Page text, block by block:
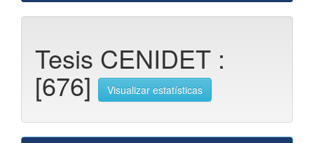
Tesis CENIDET :
[676] Visualizar estatísticas